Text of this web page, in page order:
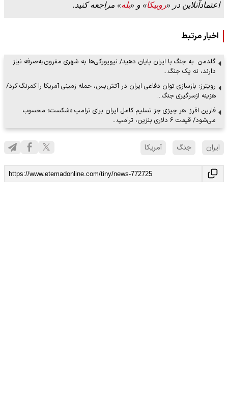
اعتمادآنلاین در «روبیکا» و «بله» مراجعه کنید.
اخبار مرتبط
گلدمن: به جنگ با ایران پایان دهید/ نیویورکی‌ها به شهری مقرون‌به‌صرفه نیاز
دارند، نه یک جنگ…
رویترز: بازسازی توان دفاعی ایران در آتش‌بس، حمله زمینی آمریکا را کمرنگ کرد/
هزینه ازسرگیری جنگ…
فارین افرز: هر چیزی جز تسلیم کامل ایران برای ترامپ «شکست» محسوب
می‌شود/ قیمت ۶ دلاری بنزین، ترامپ…
ایران جنگ آمریکا